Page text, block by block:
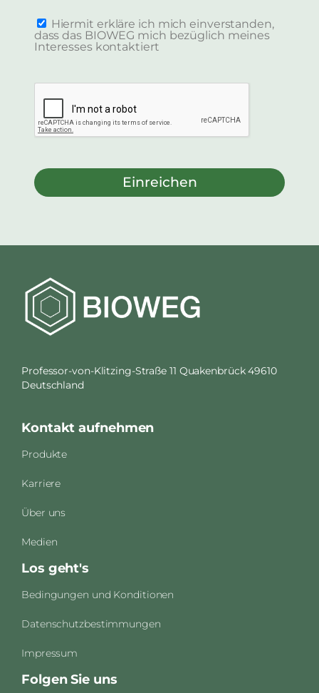
Hiermit erkläre ich mich einverstanden,
dass das BIOWEG mich bezüglich meines
Interesses kontaktiert
Einreichen
Professor-von-Klitzing-Straße 11 Quakenbrück 49610
Deutschland
Kontakt aufnehmen
Produkte
Karriere
Über uns
Medien
Los geht's
Bedingungen und Konditionen
Datenschutzbestimmungen
Impressum
Folgen Sie uns